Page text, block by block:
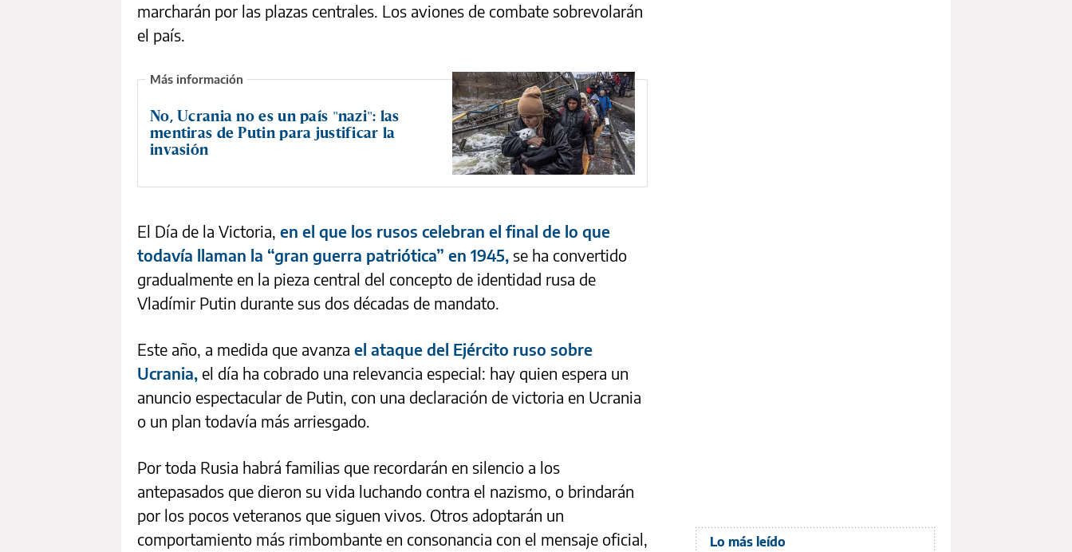
marcharán por las plazas centrales. Los aviones de combate sobrevolarán
el país.
No, Ucrania no es un país "nazi": las
mentiras de Putin para justificar la
invasión
El Día de la Victoria, en el que los rusos celebran el final de lo que
todavía llaman la “gran guerra patriótica” en 1945, se ha convertido
gradualmente en la pieza central del concepto de identidad rusa de
Vladímir Putin durante sus dos décadas de mandato.
Este año, a medida que avanza el ataque del Ejército ruso sobre
Ucrania, el día ha cobrado una relevancia especial: hay quien espera un
anuncio espectacular de Putin, con una declaración de victoria en Ucrania
o un plan todavía más arriesgado.
Por toda Rusia habrá familias que recordarán en silencio a los
antepasados que dieron su vida luchando contra el nazismo, o brindarán
por los pocos veteranos que siguen vivos. Otros adoptarán un
comportamiento más rimbombante en consonancia con el mensaje oficial,
Lo más leído